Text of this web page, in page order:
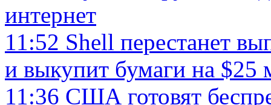
интернет
11:52 Shell перестанет
и выкупит бумаги на $25
11:36 США готовят